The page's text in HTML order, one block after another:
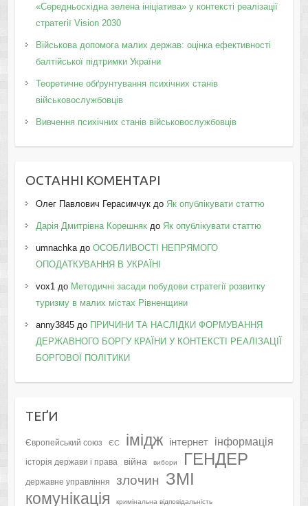
«Середньосхідна зелена ініціатива» у контексті реалізації
стратегії Vision 2030
Військова допомога малих держав: оцінка ефективності
балтійської підтримки України
Теоретичне обґрунтування психічних станів
військовослужбовців
Вивчення психічних станів військовослужбовців
ОСТАННІ КОМЕНТАРІ
Олег Павлович Герасимчукдо Як опублікувати статтю
Дарія Дмитрівна Корешнякдо Як опублікувати статтю
umnachkaдо ОСОБЛИВОСТІ НЕПРЯМОГО
ОПОДАТКУВАННЯ В УКРАЇНІ
vox1 до Методичні засади побудови стратегії розвитку
туризму в малих містах Рівненщини
anny3845до ПРИЧИНИ ТА НАСЛІДКИ ФОРМУВАННЯ
ДЕРЖАВНОГО БОРГУ КРАЇНИ У КОНТЕКСТІ РЕАЛІЗАЦІЇ
БОРГОВОЇ ПОЛІТИКИ
ТЕҐИ
Європейський союз ЄС імідж інтернет інформація
історія держави і права війна вибори ГЕНДЕР
державне управління злочин ЗМІ
комунікація кримінальна відповідальність